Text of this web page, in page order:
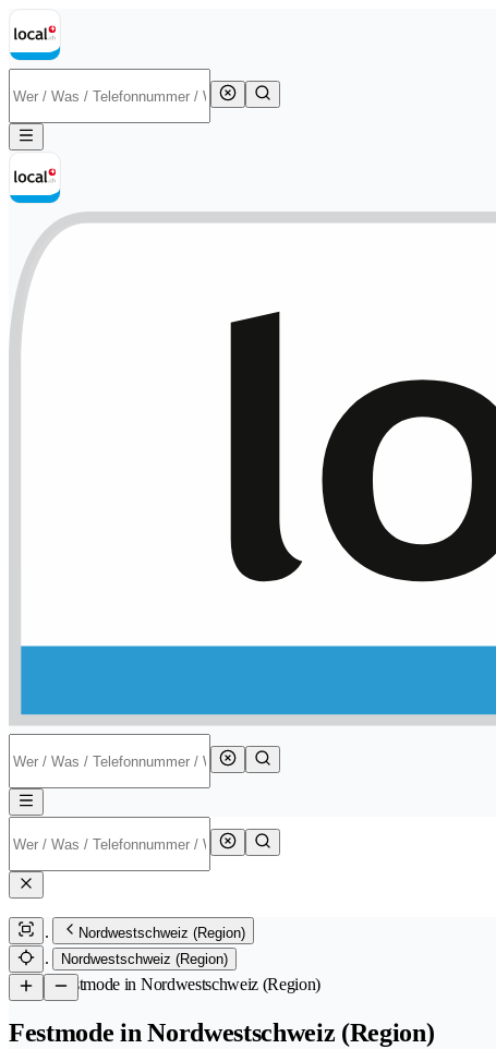
Nordwestschweiz (Region)
Nordwestschweiz (Region)
/Festmode in Nordwestschweiz (Region)
Festmode in Nordwestschweiz (Region)